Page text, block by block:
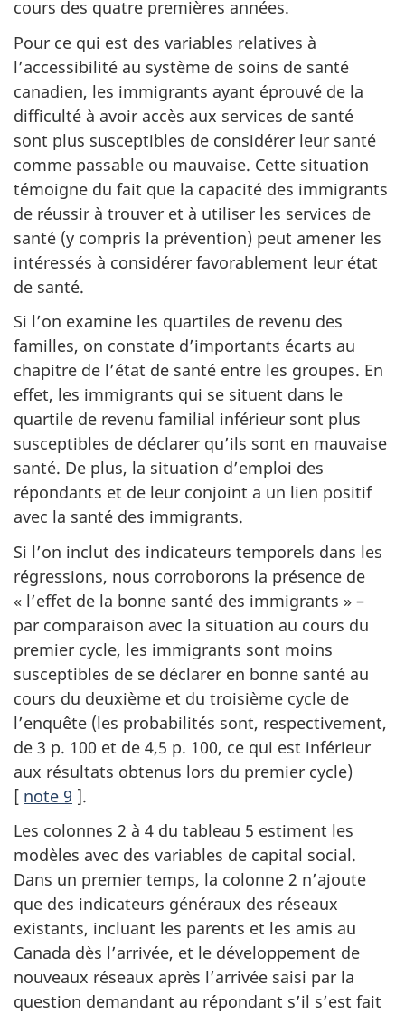
cours des quatre premières années.
Pour ce qui est des variables relatives à
l’accessibilité au système de soins de santé
canadien, les immigrants ayant éprouvé de la
difficulté à avoir accès aux services de santé
sont plus susceptibles de considérer leur santé
comme passable ou mauvaise. Cette situation
témoigne du fait que la capacité des immigrants
de réussir à trouver et à utiliser les services de
santé (y compris la prévention) peut amener les
intéressés à considérer favorablement leur état
de santé.
Si l’on examine les quartiles de revenu des
familles, on constate d’importants écarts au
chapitre de l’état de santé entre les groupes. En
effet, les immigrants qui se situent dans le
quartile de revenu familial inférieur sont plus
susceptibles de déclarer qu’ils sont en mauvaise
santé. De plus, la situation d’emploi des
répondants et de leur conjoint a un lien positif
avec la santé des immigrants.
Si l’on inclut des indicateurs temporels dans les
régressions, nous corroborons la présence de
« l’effet de la bonne santé des immigrants » –
par comparaison avec la situation au cours du
premier cycle, les immigrants sont moins
susceptibles de se déclarer en bonne santé au
cours du deuxième et du troisième cycle de
l’enquête (les probabilités sont, respectivement,
de 3 p. 100 et de 4,5 p. 100, ce qui est inférieur
aux résultats obtenus lors du premier cycle)
[ note 9 ].
Les colonnes 2 à 4 du tableau 5 estiment les
modèles avec des variables de capital social.
Dans un premier temps, la colonne 2 n’ajoute
que des indicateurs généraux des réseaux
existants, incluant les parents et les amis au
Canada dès l’arrivée, et le développement de
nouveaux réseaux après l’arrivée saisi par la
question demandant au répondant s’il s’est fait